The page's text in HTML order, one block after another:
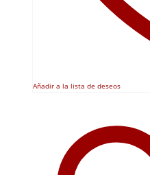
Añadir a la lista de deseos